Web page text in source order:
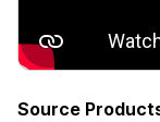
Source